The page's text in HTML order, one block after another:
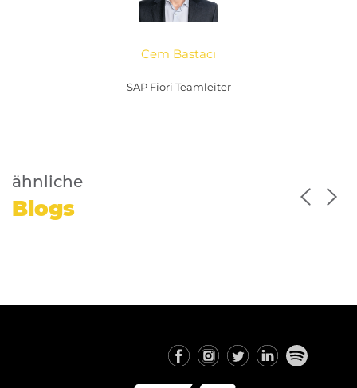
Cem Bastacı
SAP Fiori Teamleiter
ähnliche
Blogs